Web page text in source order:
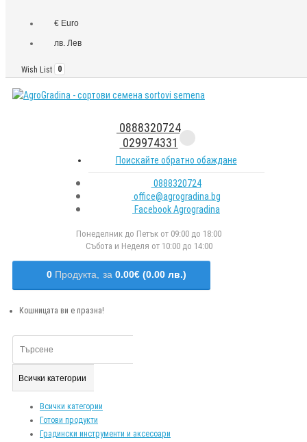
€ Euro
лв. Лев
Wish List 0
0888320724
029974331
Поискайте обратно обаждане
0888320724
office@agrogradina.bg
Facebook Agrogradina
Понеделник до Петък от 09:00 до 18:00
Събота и Неделя от 10:00 до 14:00
0 Продукта, за 0.00€ (0.00 лв.)
Кошницата ви е празна!
Всички категории
Всички категории
Готови продукти
Градински инструменти и аксесоари